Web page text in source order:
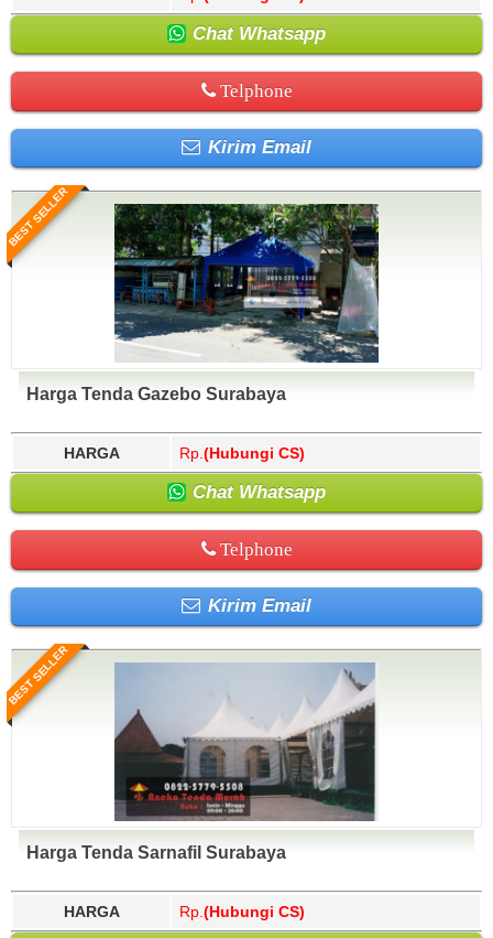
Chat Whatsapp
Telphone
Kirim Email
BEST SELLER
Harga Tenda Gazebo Surabaya
HARGA Rp. (Hubungi CS)
Chat Whatsapp
Telphone
Kirim Email
BEST SELLER
Harga Tenda Sarnafil Surabaya
HARGA Rp. (Hubungi CS)